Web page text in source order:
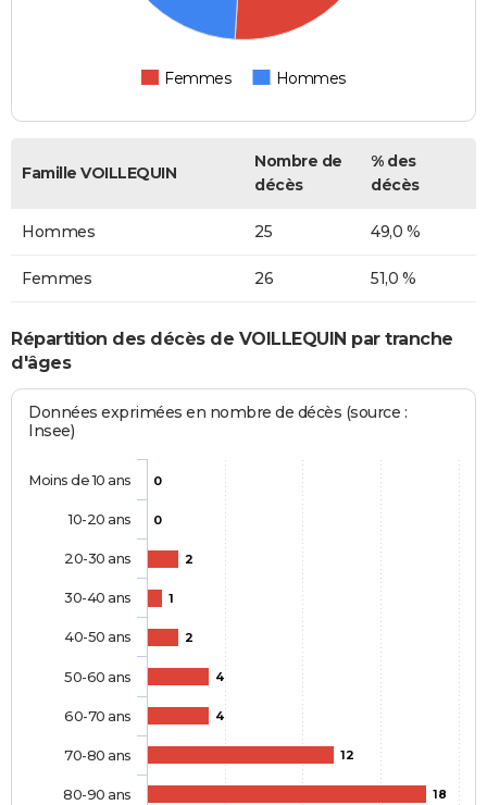
Femmes Hommes
Famille VOILLEQUIN
Nombre de
décès
% des
décès
Hommes 25 49,0 %
Femmes 26 51,0 %
Répartition des décès de VOILLEQUIN par tranche
d'âges
Données exprimées en nombre de décès (source :
Insee)
0
0
2
1
2
4
4
12
18
Moins de 10 ans
10-20 ans
20-30 ans
30-40 ans
40-50 ans
50-60 ans
60-70 ans
70-80 ans
80-90 ans